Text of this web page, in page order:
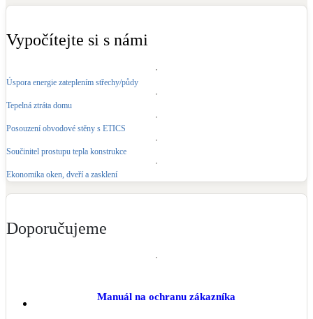
Hlavní zdroje vytápění
Bateriové úložiště
Stínicí technika
Žaluzie, markýzy, pergoly
Vypočítejte si s námi
Úspora energie zateplením střechy/půdy
Tepelná ztráta domu
Posouzení obvodové stěny s ETICS
Součinitel prostupu tepla konstrukce
Ekonomika oken, dveří a zasklení
Doporučujeme
Manuál na ochranu zákazníka